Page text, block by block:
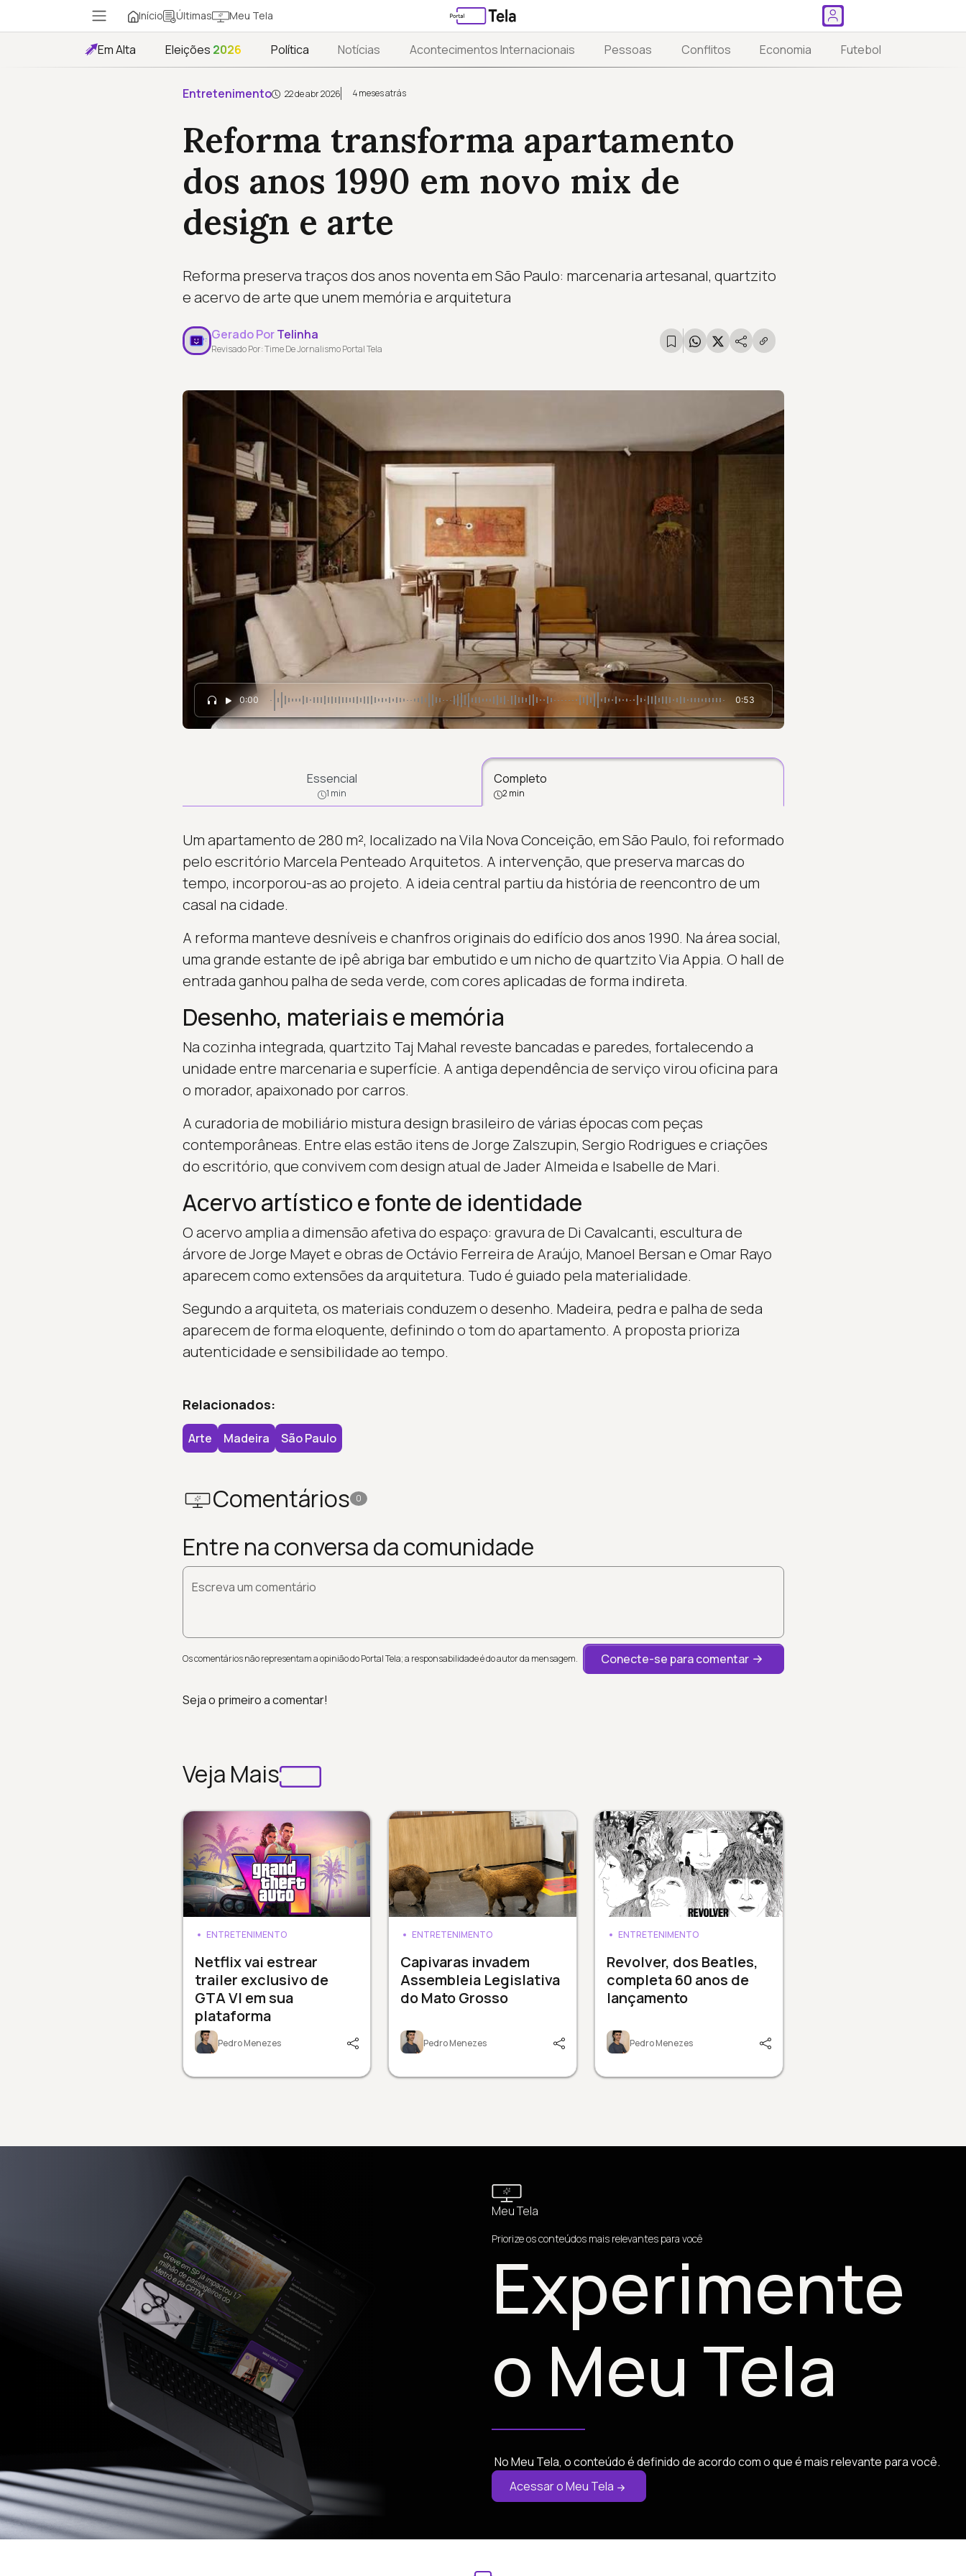
Início Últimas Meu Tela
Em Alta Eleições 2026 Política Notícias Acontecimentos Internacionais Pessoas Conflitos Economia Futebol
Entretenimento 22 de abr 2026 4 meses atrás
Reforma transforma apartamento
dos anos 1990 em novo mix de
design e arte
Reforma preserva traços dos anos noventa em São Paulo: marcenaria artesanal, quartzito
e acervo de arte que unem memória e arquitetura
Gerado PorTelinha
Revisado Por: Time De Jornalismo Portal Tela
0:00 0:53
Essencial
1 min
Completo
2 min
Um apartamento de 280 m², localizado na Vila Nova Conceição, em São Paulo, foi reformado
pelo escritório Marcela Penteado Arquitetos. A intervenção, que preserva marcas do
tempo, incorporou-as ao projeto. A ideia central partiu da história de reencontro de um
casal na cidade.
A reforma manteve desníveis e chanfros originais do edifício dos anos 1990. Na área social,
uma grande estante de ipê abriga bar embutido e um nicho de quartzito Via Appia. O hall de
entrada ganhou palha de seda verde, com cores aplicadas de forma indireta.
Desenho, materiais e memória
Na cozinha integrada, quartzito Taj Mahal reveste bancadas e paredes, fortalecendo a
unidade entre marcenaria e superfície. A antiga dependência de serviço virou oficina para
o morador, apaixonado por carros.
A curadoria de mobiliário mistura design brasileiro de várias épocas com peças
contemporâneas. Entre elas estão itens de Jorge Zalszupin, Sergio Rodrigues e criações
do escritório, que convivem com design atual de Jader Almeida e Isabelle de Mari.
Acervo artístico e fonte de identidade
O acervo amplia a dimensão afetiva do espaço: gravura de Di Cavalcanti, escultura de
árvore de Jorge Mayet e obras de Octávio Ferreira de Araújo, Manoel Bersan e Omar Rayo
aparecem como extensões da arquitetura. Tudo é guiado pela materialidade.
Segundo a arquiteta, os materiais conduzem o desenho. Madeira, pedra e palha de seda
aparecem de forma eloquente, definindo o tom do apartamento. A proposta prioriza
autenticidade e sensibilidade ao tempo.
Relacionados:
Arte Madeira São Paulo
Comentários 0
Entre na conversa da comunidade
Escreva um comentário
Os comentários não representam a opinião do Portal Tela; a responsabilidade é do autor da mensagem. Conecte-se para comentar
Seja o primeiro a comentar!
Veja Mais
ENTRETENIMENTO
Netflix vai estrear
trailer exclusivo de
GTA VI em sua
plataforma
Pedro Menezes
ENTRETENIMENTO
Capivaras invadem
Assembleia Legislativa
do Mato Grosso
Pedro Menezes
ENTRETENIMENTO
Revolver, dos Beatles,
completa 60 anos de
lançamento
Pedro Menezes
Meu Tela
Priorize os conteúdos mais relevantes para você
Experimente
o Meu Tela
No Meu Tela, o conteúdo é definido de acordo com o que é mais relevante para você.
Acessar o Meu Tela